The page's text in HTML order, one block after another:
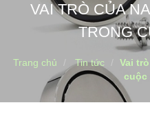
VAI TRÒ CỦA
TRONG
Trang chủ Tin tức
Vai
cuộc